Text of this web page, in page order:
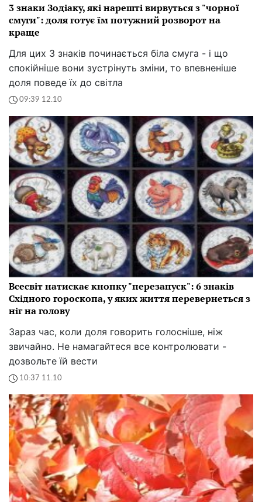
3 знаки Зодіаку, які нарешті вирвуться з "чорної
смуги": доля готує їм потужний розворот на
краще
Для цих 3 знаків починається біла смуга - і що
спокійніше вони зустрінуть зміни, то впевненіше
доля поведе їх до світла
09:39 12.10
Всесвіт натискає кнопку "перезапуск": 6 знаків
Східного гороскопа, у яких життя перевернеться з
ніг на голову
Зараз час, коли доля говорить голосніше, ніж
звичайно. Не намагайтеся все контролювати -
дозвольте їй вести
10:37 11.10